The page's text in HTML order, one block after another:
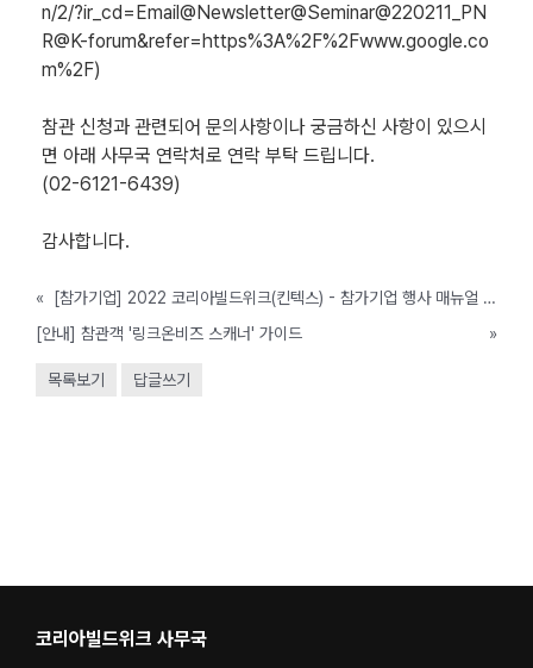
n/2/?ir_cd=Email@Newsletter@Seminar@220211_PN
R@K-forum&refer=https%3A%2F%2Fwww.google.co
m%2F)
참관 신청과 관련되어 문의사항이나 궁금하신 사항이 있으시
면 아래 사무국 연락처로 연락 부탁 드립니다.
(02-6121-6439)
감사합니다.
«
[참가기업] 2022 코리아빌드위크(킨텍스) - 참가기업 행사 매뉴얼 배포자료
[안내] 참관객 '링크온비즈 스캐너' 가이드
»
목록보기 답글쓰기
코리아빌드위크 사무국